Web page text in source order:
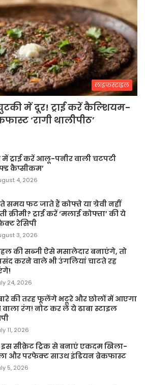
लाइफस्टाइल
में दूर! ट्राई करें कैल्शियम-
‘रागी थालीपीठ’
ट्राई करें आलू-पनीर वाली चटपटी
कैप्सीकम’
4, 2026
समय फट जाते हैं कोफ्ते या ग्रेवी नहीं
क्रीमी? ट्राई करें ‘मलाई कोफ्ता’ की ये
रेसिपी
3, 2026
की सब्जी ऐसे मसालेदार बनाएंगे, तो
करने वाले भी उंगलियां चाटते रह
24, 2026
की तरह फूलेंगे भटूरे और छोलों में आएगा
वाला रंग! नोट कर लें ये ढाबा स्टाइल
11, 2026
सीक्रेट ट्रिक से बनाएं एकदम खिला-
और परफेक्ट साउथ इंडियन ब्रेकफास्ट
5, 2026